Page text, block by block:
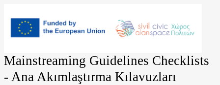
Mainstreaming Guidelines Checklists
- Ana Akımlaştırma Kılavuzları